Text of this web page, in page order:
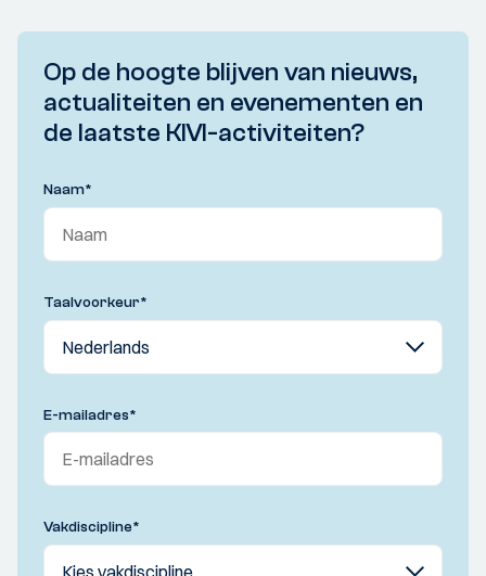
Op de hoogte blijven van nieuws,
actualiteiten en evenementen en
de laatste KIVI-activiteiten?
Naam*
Taalvoorkeur*
E-mailadres*
Vakdiscipline*